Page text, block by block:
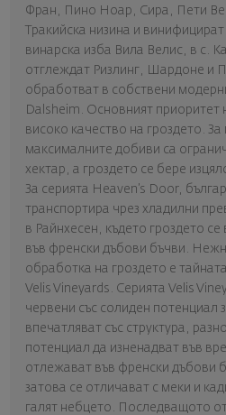
Фран, Пино Ноар, Сира, Пети
Тракийска низина и
винарска изба Вила Велис, в с.
отглеждат Ризлинг, Шардоне и
обработват в собствени
Dalsheim. Основният приоритет
високо качество на гроздето. За
максималните добиви са
хектар, а гроздето се бере
За серията Heaven’s Door,
транспортира чрез хладилни
в Райнхесен, където гроздето
във френски дъбови бъчви.
обработка на гроздето е
Velis Vineyards. Серията Velis
червени със солиден потенциал
впечатляват със структура,
потенциал да изненадват във
отлежават във френски дъбови
затова се отличават с меки и
галят небцето. Последващото